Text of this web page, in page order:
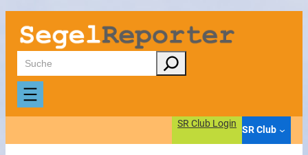
Suchen
SR Club Login
SR Club